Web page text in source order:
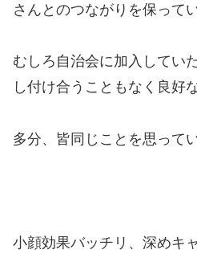
さんとのつながりを保ってい
むしろ自治会に加入してい
し付け合うこともなく良好
多分、皆同じことを思って
小顔効果バッチリ、深めキ